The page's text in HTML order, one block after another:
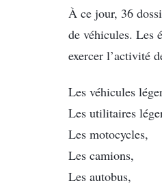
À ce jour, 36
de véhicules. Les
exercer l’activité
Les véhicules
Les utilitaires
Les motocycles,
Les camions,
Les autobus,